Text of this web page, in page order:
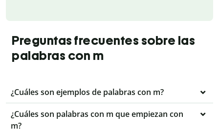
Preguntas frecuentes sobre las
palabras con m
¿Cuáles son ejemplos de palabras con m?
¿Cuáles son palabras con m que empiezan con
m?